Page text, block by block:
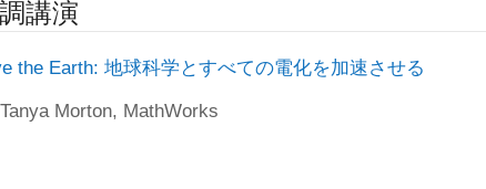
講演
ての電化を加速させる
the Earth: 地球科学とすべての電化を加速させる
Morton, MathWorks